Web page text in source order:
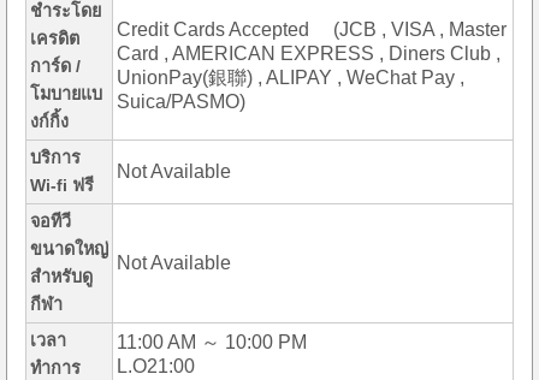
ชำระโดย
เครดิต
การ์ด /
โมบายแบ
งก์กิ้ง
Credit Cards Accepted (JCB , VISA , Master
Card , AMERICAN EXPRESS , Diners Club ,
UnionPay(銀聯) , ALIPAY , WeChat Pay ,
Suica/PASMO)
บริการ
Wi-fi ฟรี
Not Available
จอทีวี
ขนาดใหญ่
สำหรับดู
กีฬา
Not Available
เวลา
ทำการ
11:00 AM ～ 10:00 PM
L.O21:00